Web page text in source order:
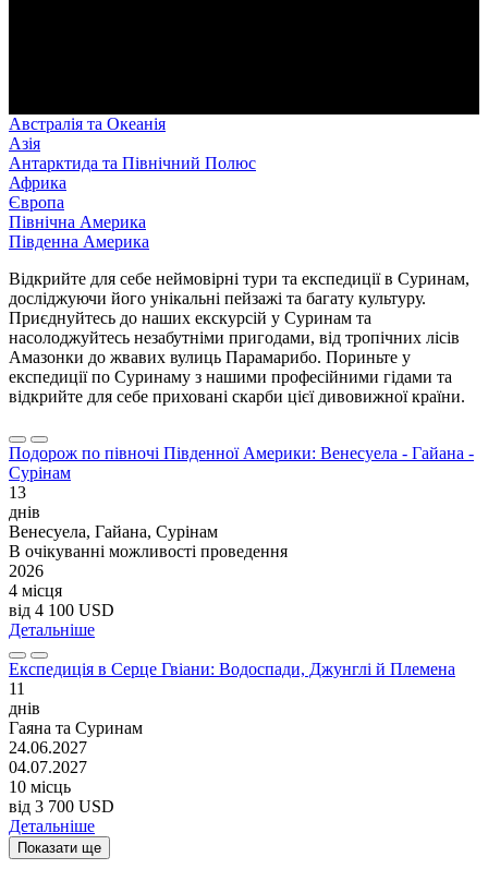
Австралія та Океанія
Азія
Антарктида та Північний Полюс
Африка
Європа
Північна Америка
Південна Америка
Відкрийте для себе неймовірні тури та експедиції в Суринам,
досліджуючи його унікальні пейзажі та багату культуру.
Приєднуйтесь до наших екскурсій у Суринам та
насолоджуйтесь незабутніми пригодами, від тропічних лісів
Амазонки до жвавих вулиць Парамарибо. Пориньте у
експедиції по Суринаму з нашими професійними гідами та
відкрийте для себе приховані скарби цієї дивовижної країни.
Подорож по півночі Південної Америки: Венесуела - Гайана -
Сурінам
13
днів
Венесуела, Гайана, Сурінам
В очікуванні можливості проведення
2026
4 місця
від 4 100 USD
Детальніше
Експедиція в Серце Гвіани: Водоспади, Джунглі й Племена
11
днів
Гаяна та Суринам
24.06.2027
04.07.2027
10 місць
від 3 700 USD
Детальніше
Показати ще